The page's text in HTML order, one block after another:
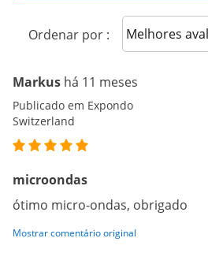
Ordenar por : Sort reviews
Markus há 11 meses
Publicado em Expondo
Switzerland
microondas
ótimo micro-ondas, obrigado
Mostrar comentário original